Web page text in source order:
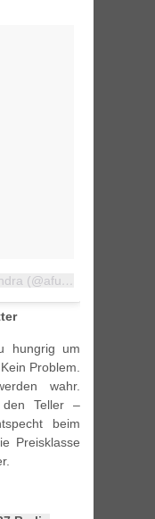
Ein Beitrag geteilt von Alexandra (@afum)
hungrig um
Problem.
wahr.
den Teller –
beim
Preisklasse